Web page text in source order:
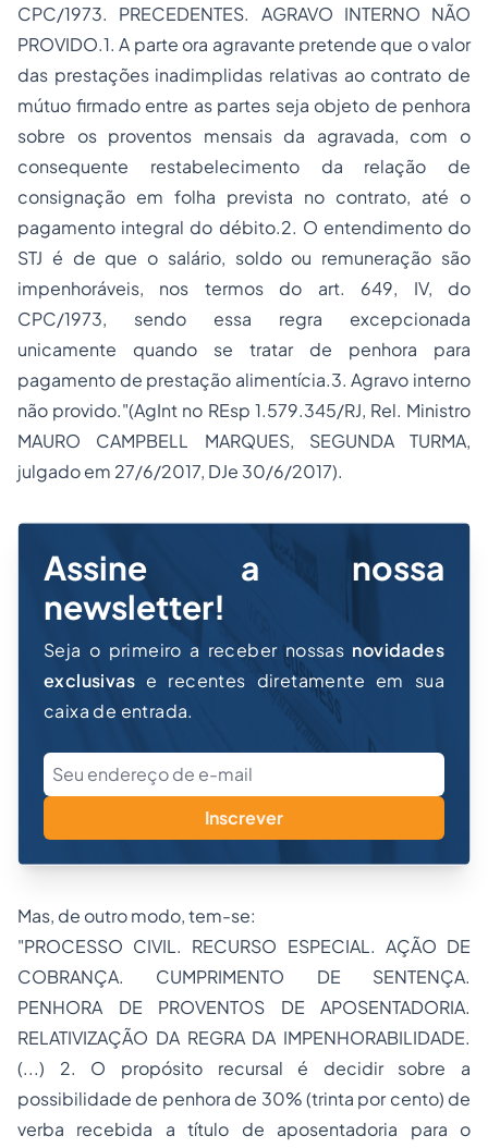
CPC/1973. PRECEDENTES. AGRAVO INTERNO NÃO
PROVIDO.1. A parte ora agravante pretende que o valor
das prestações inadimplidas relativas ao contrato de
mútuo firmado entre as partes seja objeto de penhora
sobre os proventos mensais da agravada, com o
consequente restabelecimento da relação de
consignação em folha prevista no contrato, até o
pagamento integral do débito.2. O entendimento do
STJ é de que o salário, soldo ou remuneração são
impenhoráveis, nos termos do art. 649, IV, do
CPC/1973, sendo essa regra excepcionada
unicamente quando se tratar de penhora para
pagamento de prestação alimentícia.3. Agravo interno
não provido."(AgInt no REsp 1.579.345/RJ, Rel. Ministro
MAURO CAMPBELL MARQUES, SEGUNDA TURMA,
julgado em 27/6/2017, DJe 30/6/2017).
Assine a nossa
newsletter!
Seja o primeiro a receber nossas novidades
exclusivas e recentes diretamente em sua
caixa de entrada.
Inscrever
Mas, de outro modo, tem-se:
"PROCESSO CIVIL. RECURSO ESPECIAL. AÇÃO DE
COBRANÇA. CUMPRIMENTO DE SENTENÇA.
PENHORA DE PROVENTOS DE APOSENTADORIA.
RELATIVIZAÇÃO DA REGRA DA IMPENHORABILIDADE.
(...) 2. O propósito recursal é decidir sobre a
possibilidade de penhora de 30% (trinta por cento) de
verba recebida a título de aposentadoria para o